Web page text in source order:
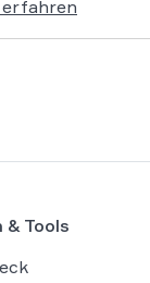
& Tools